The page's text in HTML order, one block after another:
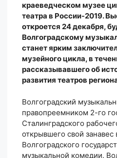
краеведческом музее
театра в России-2019.
откроется 24 декабря,
Волгоградскому
станет ярким
музейного цикла, в
рассказывавшего об
развития театров
Волгоградский
правопреемником 2-го
Сталинградского
открывшего свой занавес
Волгоградского
музыкальной комедии.